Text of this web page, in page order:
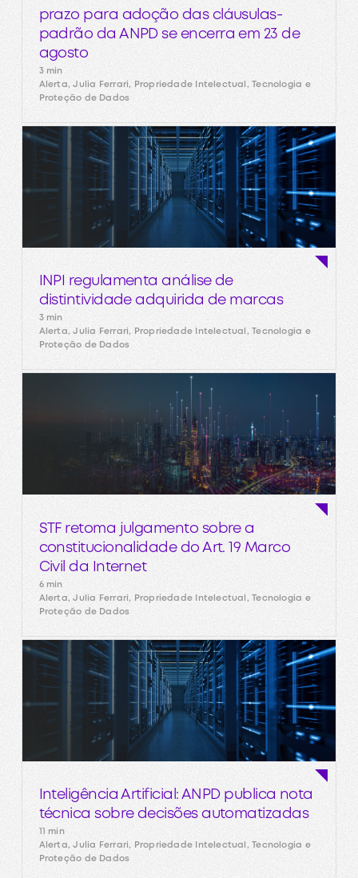
prazo para adoção das cláusulas-
padrão da ANPD se encerra em 23 de
agosto
3 min
Alerta, Julia Ferrari, Propriedade Intelectual, Tecnologia e
Proteção de Dados
INPI regulamenta análise de
distintividade adquirida de marcas
3 min
Alerta, Julia Ferrari, Propriedade Intelectual, Tecnologia e
Proteção de Dados
STF retoma julgamento sobre a
constitucionalidade do Art. 19 Marco
Civil da Internet
6 min
Alerta, Julia Ferrari, Propriedade Intelectual, Tecnologia e
Proteção de Dados
Inteligência Artificial: ANPD publica nota
técnica sobre decisões automatizadas
11 min
Alerta, Julia Ferrari, Propriedade Intelectual, Tecnologia e
Proteção de Dados